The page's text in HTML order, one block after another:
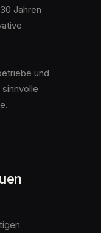
Jahren
und